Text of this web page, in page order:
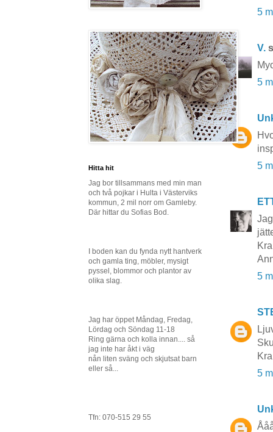
5
V.
5
5
5
5
Hitta hit
Jag bor tillsammans med min man
och två pojkar i Hulta i Västerviks
kommun, 2 mil norr om Gamleby.
Där hittar du Sofias Bod.
I boden kan du fynda nytt hantverk
och gamla ting, möbler, mysigt
pyssel, blommor och plantor av
olika slag.
Jag har öppet Måndag, Fredag,
Lördag och Söndag 11-18
Ring gärna och kolla innan.... så
jag inte har åkt i väg
nån liten sväng och skjutsat barn
eller så...
Tfn: 070-515 29 55